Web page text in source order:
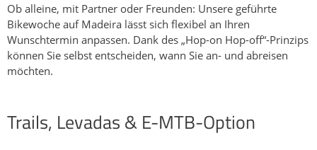
Ob alleine, mit Partner oder Freunden: Unsere geführte
Bikewoche auf Madeira lässt sich flexibel an Ihren
Wunschtermin anpassen. Dank des „Hop-on Hop-off“-Prinzips
können Sie selbst entscheiden, wann Sie an- und abreisen
möchten.
Trails, Levadas & E-MTB-Option